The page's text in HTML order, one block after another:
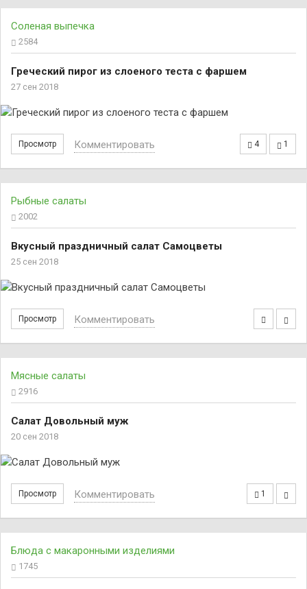
Соленая выпечка
2584
Греческий пирог из слоеного теста с фаршем
27 сен 2018
Просмотр 4 1
Комментировать
Рыбные салаты
2002
Вкусный праздничный салат Самоцветы
25 сен 2018
Просмотр Комментировать
Мясные салаты
2916
Салат Довольный муж
20 сен 2018
Просмотр 1
Комментировать
Блюда с макаронными изделиями
1745